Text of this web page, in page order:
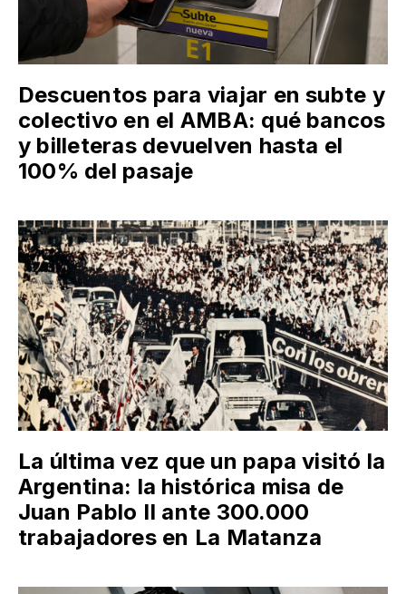
Descuentos para viajar en subte y
colectivo en el AMBA: qué bancos
y billeteras devuelven hasta el
100% del pasaje
La última vez que un papa visitó la
Argentina: la histórica misa de
Juan Pablo II ante 300.000
trabajadores en La Matanza